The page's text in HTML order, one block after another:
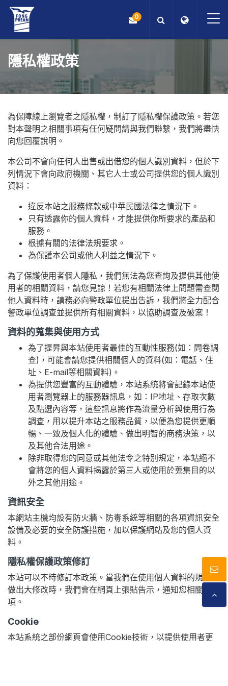
OEM/ODM
產品
部落格
ESG
關於我們
最新消息
型錄下載
聯絡我們
0
隱私權政策
為保障線上瀏覽者之隱私權，制訂了隱私權保護政策。若您
對本聲明之相關事項有任何疑問請與我們聯繫，我們將盡快
向您回覆說明。
本公司不會向任何人出售或出借您的個人識別資料，但於下
列情況下會向政府機關、其它人士或公司提供您的個人識別
資料：
違反本站之服務條款或中華民國法律之情況下。
只有透露你的個人資料，才能提供你所要求的產品和
服務。
根據有關的法律法規要求。
為保護本公司或他人利益之情況下。
為了保護使用者個人隱私，我們無法為您查詢及提供其他使
用者的相關資料，請您見諒！若您有相關法律上問題需查閱
他人資料時，請務必向警政單位提出告訴，我們將全力配合
警政單位調查並提供所有相關資料，以協助調查及破案！
資料的蒐集與使用方式
為了提昇與本站使用者最佳的互動性服務(如：問卷調
查)，可能會請您提供相關個人的資料(如：電話、住
址、E-mail等相關資料)。
為提供您豐富的互動體驗，本站系統將會記錄本站使
用者瀏覽器上的服務器訊息，如：IP地址、存取次數
及點選內容等，這些訊息將作為流量分析與使用行為
調查，用以提升本站之服務品質，以便為您提供更順
暢、一致及個人化的體驗、做出明智的商務決策，以
及其他合法用途。
除非取得您的同意或其他法令之特別規定，本站絕不
會將您的個人資料揭露於第三人或使用於蒐集目的以
外之其他用途。
資訊安全
本網站主機均設有防火牆、防毒系統等相關的各項資訊安全
設備及必要的安全防護措施，加以保護網站及您的個人資
料。
隱私權保護政策修訂
本站可以不時修訂本政策。當我們在使用個人資料的規定上
做出大修改時，我們會在網頁上張貼告示，通知您相關事
項。
Cookie
本站系統之部份網頁會使用Cookie技術，以提供使用者更